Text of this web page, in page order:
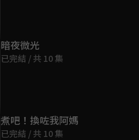
暗夜微光
已完結 / 共 10 集
煮吧！換咗我阿媽
已完結 / 共 10 集